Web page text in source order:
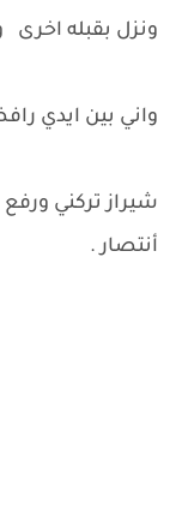
ونزل بقبله
واني بين ايدي
شيراز تركني
أنتصار .